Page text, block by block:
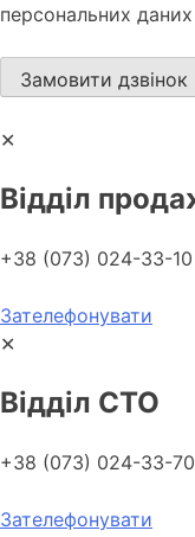
персональних даних
✕
Відділ
+38 (073) 024-33-10
Зателефонувати
✕
Відділ СТО
+38 (073) 024-33-70
Зателефонувати